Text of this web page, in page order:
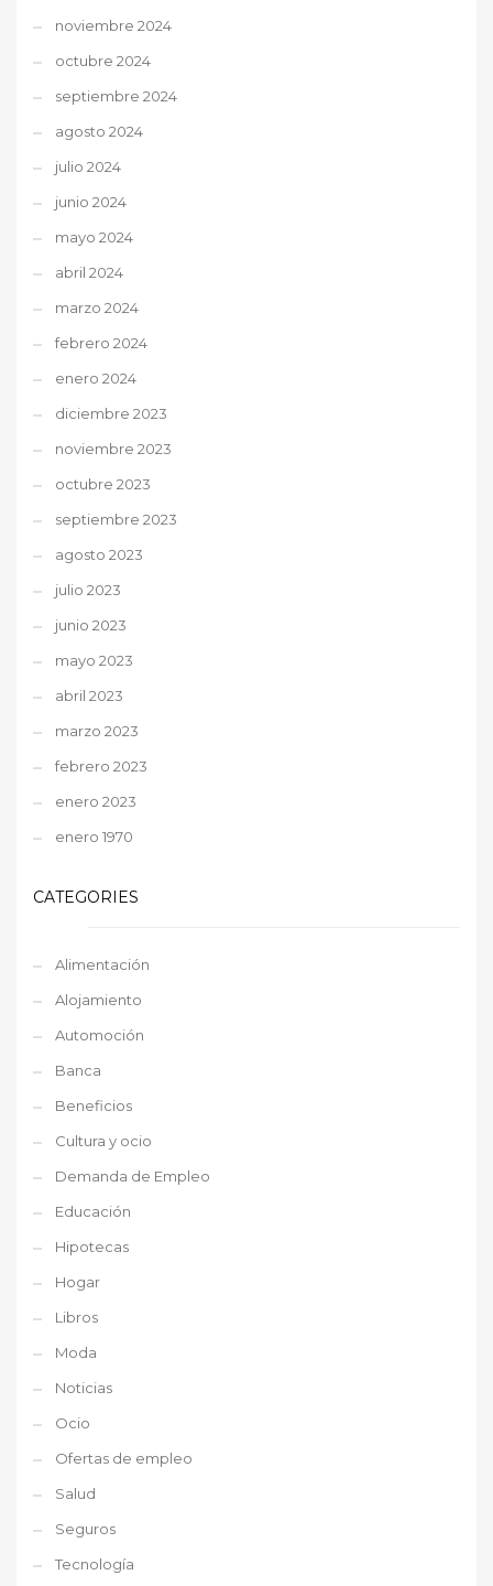
noviembre 2024
octubre 2024
septiembre 2024
agosto 2024
julio 2024
junio 2024
mayo 2024
abril 2024
marzo 2024
febrero 2024
enero 2024
diciembre 2023
noviembre 2023
octubre 2023
septiembre 2023
agosto 2023
julio 2023
junio 2023
mayo 2023
abril 2023
marzo 2023
febrero 2023
enero 2023
enero 1970
CATEGORIES
Alimentación
Alojamiento
Automoción
Banca
Beneficios
Cultura y ocio
Demanda de Empleo
Educación
Hipotecas
Hogar
Libros
Moda
Noticias
Ocio
Ofertas de empleo
Salud
Seguros
Tecnología